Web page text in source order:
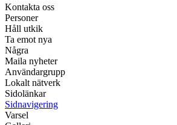
Kontakta oss
Personer
Håll utkik
Ta emot nya
Några
Maila nyheter
Användargrupp
Lokalt nätverk
Sidolänkar
Sidnavigering
Varsel